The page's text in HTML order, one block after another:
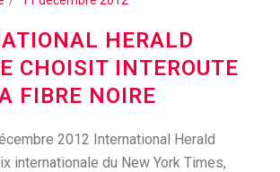
HERALD
CHOISIT INTEROUTE
FIBRE NOIRE
2012 International Herald
internationale du New York Times,